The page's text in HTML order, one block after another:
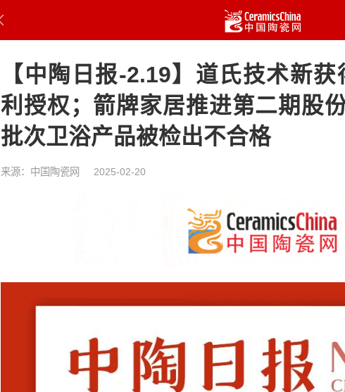
【中陶日报-2.19】道氏技术新
利授权；箭牌家居推进第二期股
批次卫浴产品被检出不合格
来源：中国陶瓷网 2025-02-20